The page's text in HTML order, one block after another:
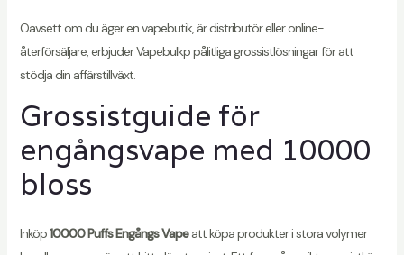
Oavsett om du äger en vapebutik, är distributör eller online-
återförsäljare, erbjuder Vapebulkp pålitliga grossistlösningar för att
stödja din affärstillväxt.
Grossistguide för
engångsvape med 10000
bloss
Inköp10000 Puffs Engångs Vapeatt köpa produkter i stora volymer